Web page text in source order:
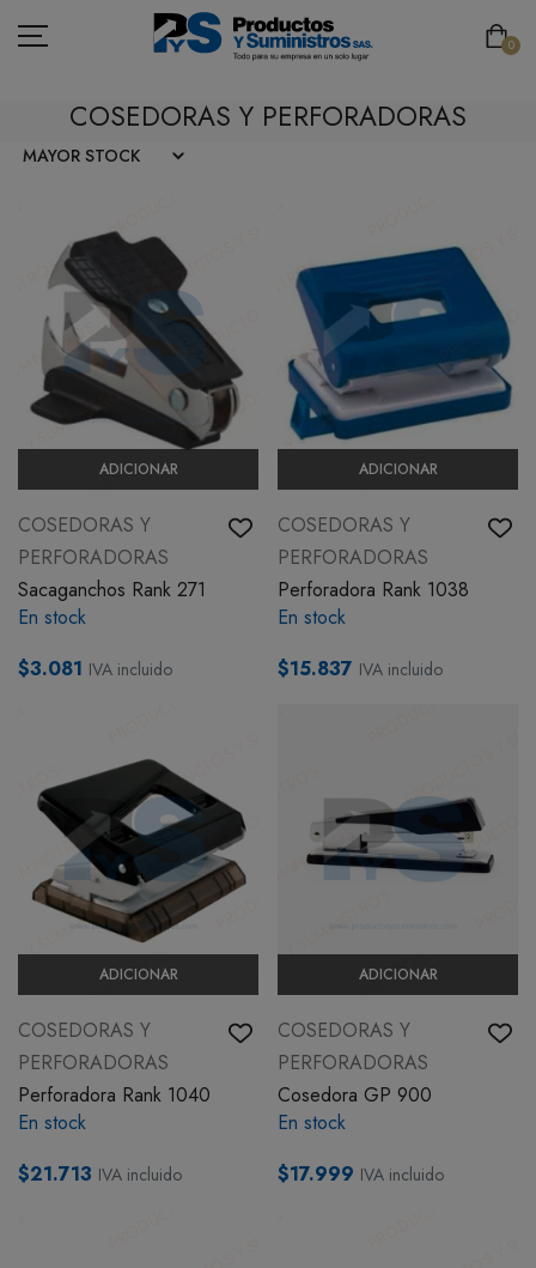
0
PAPELERÍA
CAFETERÍA
SEGURIDAD INDUSTRIAL
TECNOLOGÍA
MOBILIARIO
EMBALAJE
BOTIQUÍN
COSEDORAS Y PERFORADORAS
ADICIONAR
COSEDORAS Y
PERFORADORAS
Sacaganchos Rank 271
En stock
$3.081 IVA incluido
ADICIONAR
COSEDORAS Y
PERFORADORAS
Perforadora Rank 1038
En stock
$15.837 IVA incluido
ADICIONAR
COSEDORAS Y
PERFORADORAS
Perforadora Rank 1040
En stock
$21.713 IVA incluido
ADICIONAR
COSEDORAS Y
PERFORADORAS
Cosedora GP 900
En stock
$17.999 IVA incluido